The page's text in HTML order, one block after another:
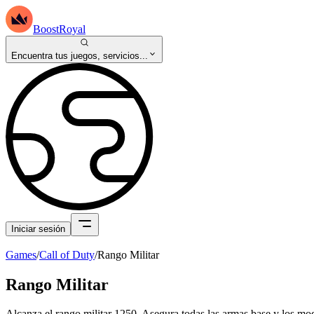
BoostRoyal
Encuentra tus juegos, servicios...
Iniciar sesión
Games/Call of Duty/Rango Militar
Rango Militar